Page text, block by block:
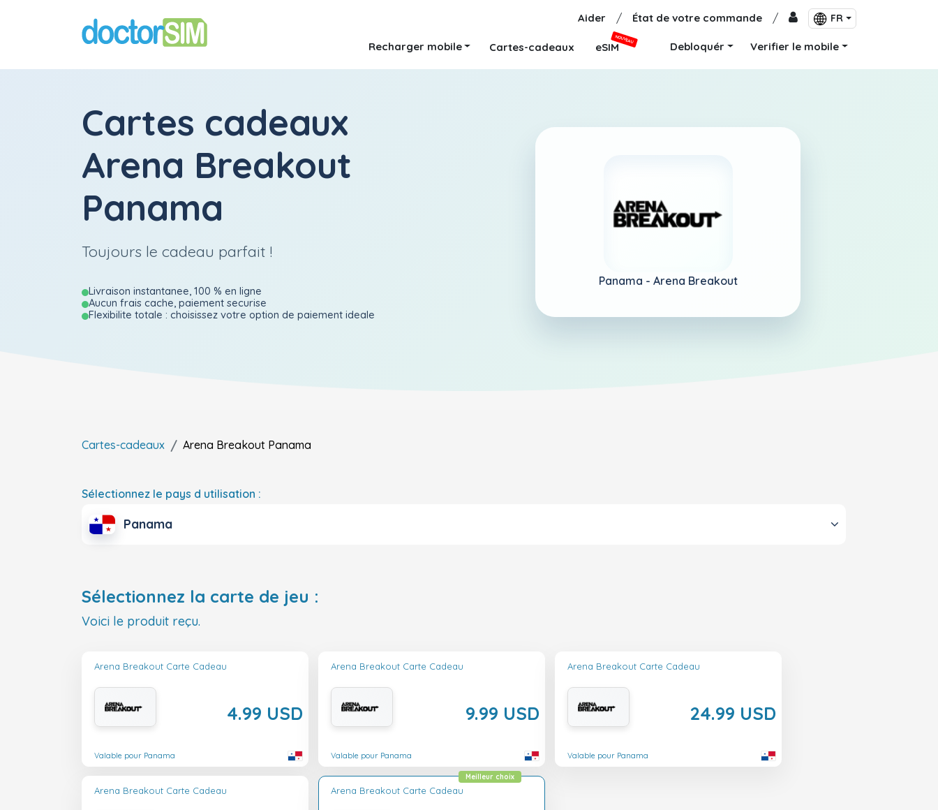
Aider / État de votre commande / FR
Recharger mobile Cartes-cadeaux eSIM
NOUVEAU
Debloquér Verifier le mobile
Cartes cadeaux
Arena Breakout
Panama
Toujours le cadeau parfait !
Livraison instantanee, 100 % en ligne
Aucun frais cache, paiement securise
Flexibilite totale : choisissez votre option de paiement ideale
Panama - Arena Breakout
Cartes-cadeaux Arena Breakout Panama
Sélectionnez le pays d utilisation :
Panama
Sélectionnez la carte de jeu :
Voici le produit reçu.
Arena Breakout Carte Cadeau
4.99 USD
Valable pour Panama
Arena Breakout Carte Cadeau
9.99 USD
Valable pour Panama
Arena Breakout Carte Cadeau
24.99 USD
Valable pour Panama
Arena Breakout Carte Cadeau Arena Breakout Carte Cadeau
Meilleur choix